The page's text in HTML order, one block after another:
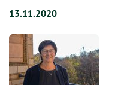
13.11.2020